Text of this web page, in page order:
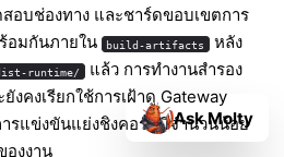
สอบช่องทาง และชาร์ดขอบเขตการ
อมกันภายใน
build-artifacts
หลัง
runtime/ แล้ว การทำงานสำรอง
คงเรียกใช้การเฝ้าดู Gateway
รแข่งขันแย่งชิงคอร์ที่มีจำนวนน้อย
งงาน
Ask Molty